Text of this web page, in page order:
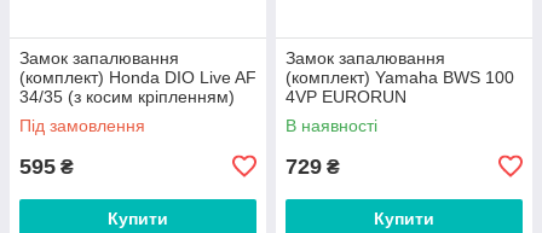
Замок запалювання
(комплект) Honda DIO Live AF
34/35 (з косим кріпленням)
(Хонда ДІЙО) EURORUN
Під замовлення
595 ₴
Купити
Замок запалювання
(комплект) Yamaha BWS 100
4VP EURORUN
В наявності
729 ₴
Купити